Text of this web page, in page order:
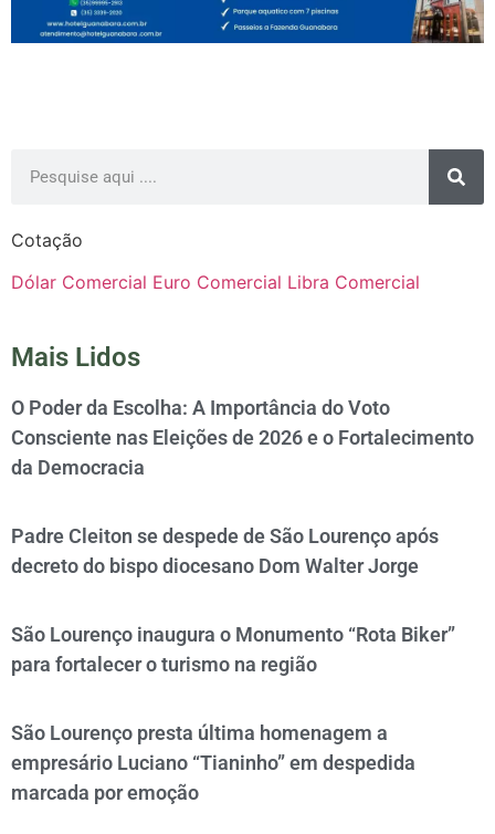
Cotação
Dólar Comercial Euro Comercial Libra Comercial
Mais Lidos
O Poder da Escolha: A Importância do Voto
Consciente nas Eleições de 2026 e o Fortalecimento
da Democracia
Padre Cleiton se despede de São Lourenço após
decreto do bispo diocesano Dom Walter Jorge
São Lourenço inaugura o Monumento “Rota Biker”
para fortalecer o turismo na região
São Lourenço presta última homenagem a
empresário Luciano “Tianinho” em despedida
marcada por emoção